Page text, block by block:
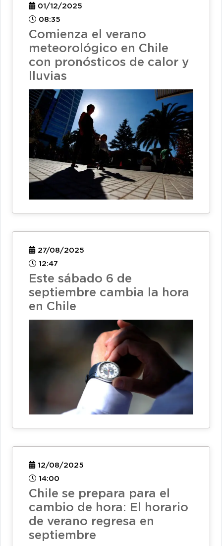
01/12/2025
08:35
Comienza el verano
meteorológico en Chile
con pronósticos de calor y
lluvias
27/08/2025
12:47
Este sábado 6 de
septiembre cambia la hora
en Chile
12/08/2025
14:00
Chile se prepara para el
cambio de hora: El horario
de verano regresa en
septiembre